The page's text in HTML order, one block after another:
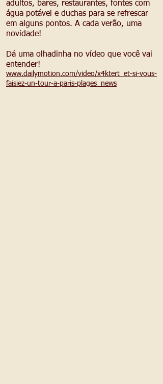
adultos, bares, restaurantes, fontes com
água potável e duchas para se refrescar
em alguns pontos. A cada verão, uma
novidade!
Dá uma olhadinha no vídeo que você vai
entender!
www.dailymotion.com/video/x4ktert_et-si-vous-
faisiez-un-tour-a-paris-plages_news